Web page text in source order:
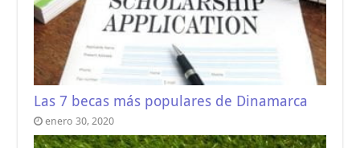
Las 7 becas más populares de Dinamarca
enero 30, 2020